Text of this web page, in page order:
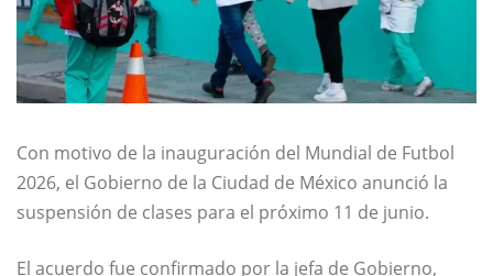
Con motivo de la inauguración del Mundial de Futbol
2026, el Gobierno de la Ciudad de México anunció la
suspensión de clases para el próximo 11 de junio.
El acuerdo fue confirmado por la jefa de Gobierno,